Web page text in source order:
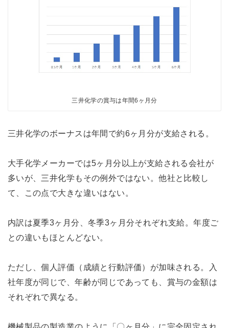
三井化学の賞与は年間6ヶ月分
三井化学のボーナスは年間で約6ヶ月分が支給される。
大手化学メーカーでは5ヶ月分以上が支給される会社が
多いが、三井化学もその例外ではない。他社と比較し
て、この点で大きな違いはない。
内訳は夏季3ヶ月分、冬季3ヶ月分それぞれ支給。年度ご
との違いもほとんどない。
ただし、個人評価（成績と行動評価）が加味される。入
社年度が同じで、年齢が同じであっても、賞与の金額は
それぞれで異なる。